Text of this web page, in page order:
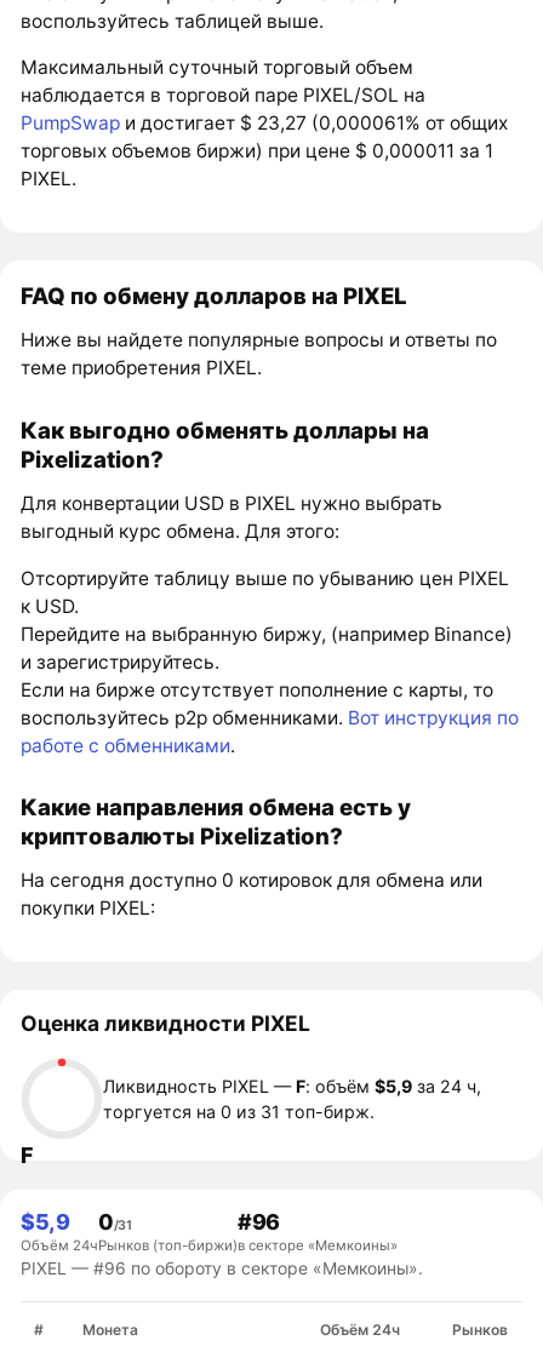
воспользуйтесь таблицей выше.
Максимальный суточный торговый объем
наблюдается в торговой паре PIXEL/SOL на
PumpSwap и достигает $ 23,27 (0,000061% от общих
торговых объемов биржи) при цене $ 0,000011 за 1
PIXEL.
FAQ по обмену долларов на PIXEL
Ниже вы найдете популярные вопросы и ответы по
теме приобретения PIXEL.
Как выгодно обменять доллары на
Pixelization?
Для конвертации USD в PIXEL нужно выбрать
выгодный курс обмена. Для этого:
Отсортируйте таблицу выше по убыванию цен PIXEL
к USD.
Перейдите на выбранную биржу, (например Binance)
и зарегистрируйтесь.
Если на бирже отсутствует пополнение с карты, то
воспользуйтесь p2p обменниками. Вот инструкция по
работе с обменниками.
Какие направления обмена есть у
криптовалюты Pixelization?
На сегодня доступно 0 котировок для обмена или
покупки PIXEL:
Оценка ликвидности PIXEL
F
Ликвидность PIXEL —F: объём$5,9 за 24 ч,
торгуется на 0 из 31 топ-бирж.
$5,9
Объём 24ч
0/31
Рынков (топ-биржи)
#96
в секторе «Мемкоины»
PIXEL — #96 по обороту в секторе «Мемкоины».
# Монета Объём 24ч Рынков